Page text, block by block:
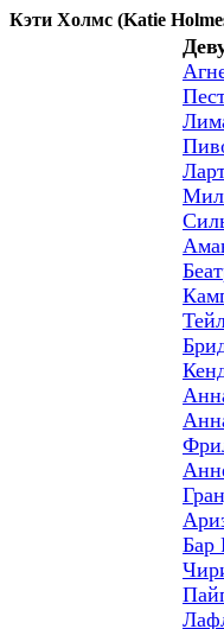
Кэти Холмс (Katie
Бар